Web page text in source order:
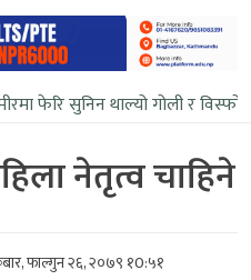
फेरि सुनिन थाल्यो गोली र
नेतृत्व चाहिने
फाल्गुन २६, २०७९ १0:५१